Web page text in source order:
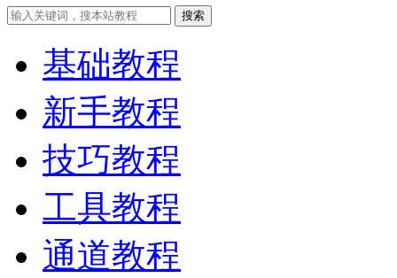
搜索
基础教程
新手教程
技巧教程
工具教程
通道教程